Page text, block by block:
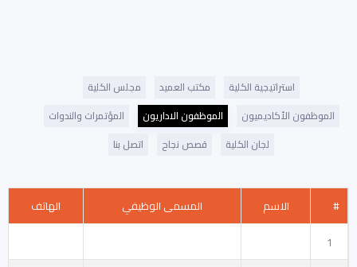
استراتيجية الكلية مكتب العميد
مجلس الكلية
الموظفون الأكاديميون
الموظفون الاداريون
المؤتمرات والندوات
لجان الكلية
قصص نجاح اتصل بنا
# الاسم المسمى الوظيفي
الهاتف
1